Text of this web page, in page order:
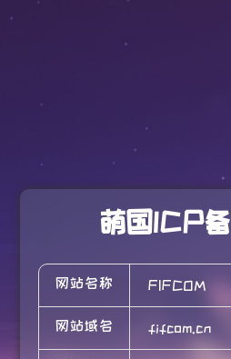
萌国ICP
网站名称 FIFCOM
网站域名 fifcom.cn